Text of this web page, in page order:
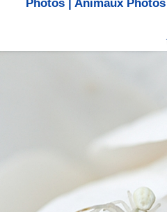
Photos| Animaux